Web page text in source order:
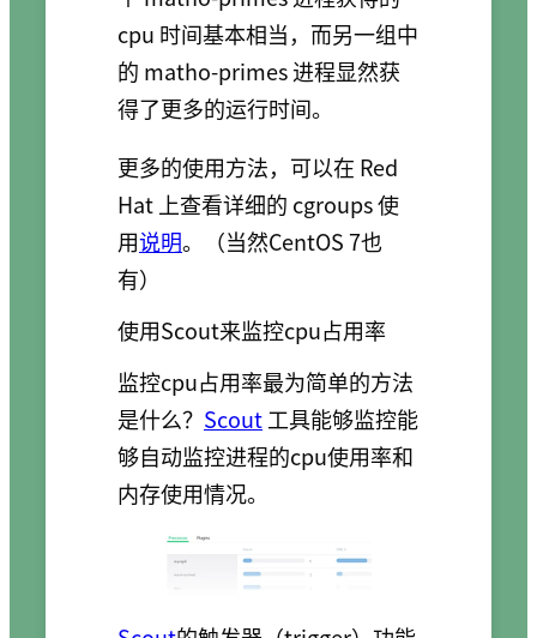
cpu 时间基本相当，而另一组中
的 matho-primes 进程显然获
得了更多的运行时间。
更多的使用方法，可以在 Red
Hat 上查看详细的 cgroups 使
用说明。（当然CentOS 7也
有）
使用Scout来监控cpu占用率
监控cpu占用率最为简单的方法
是什么？ Scout工具能够监控能
够自动监控进程的cpu使用率和
内存使用情况。